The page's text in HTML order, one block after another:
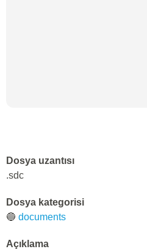
Dosya uzantısı
.sdc
Dosya kategorisi
🔵 documents
Açıklama